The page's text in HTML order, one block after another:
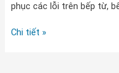
phục các lỗi trên bếp từ,
Chi tiết »